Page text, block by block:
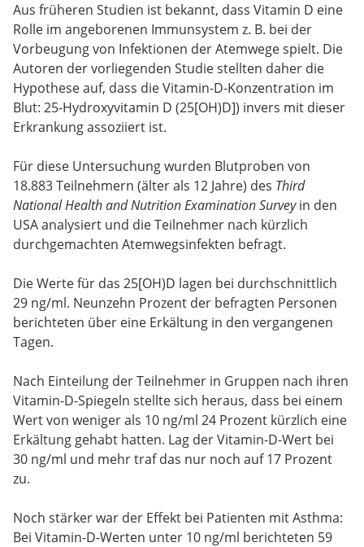
Aus früheren Studien ist bekannt, dass Vitamin D eine
Rolle im angeborenen Immunsystem z. B. bei der
Vorbeugung von Infektionen der Atemwege spielt. Die
Autoren der vorliegenden Studie stellten daher die
Hypothese auf, dass die Vitamin-D-Konzentration im
Blut: 25-Hydroxyvitamin D (25[OH)D]) invers mit dieser
Erkrankung assoziiert ist.
Für diese Untersuchung wurden Blutproben von
18.883 Teilnehmern (älter als 12 Jahre) des Third
National Health and Nutrition Examination Surveyin den
USA analysiert und die Teilnehmer nach kürzlich
durchgemachten Atemwegsinfekten befragt.
Die Werte für das 25[OH)D lagen bei durchschnittlich
29 ng/ml. Neunzehn Prozent der befragten Personen
berichteten über eine Erkältung in den vergangenen
Tagen.
Nach Einteilung der Teilnehmer in Gruppen nach ihren
Vitamin-D-Spiegeln stellte sich heraus, dass bei einem
Wert von weniger als 10 ng/ml 24 Prozent kürzlich eine
Erkältung gehabt hatten. Lag der Vitamin-D-Wert bei
30 ng/ml und mehr traf das nur noch auf 17 Prozent
zu.
Noch stärker war der Effekt bei Patienten mit Asthma:
Bei Vitamin-D-Werten unter 10 ng/ml berichteten 59